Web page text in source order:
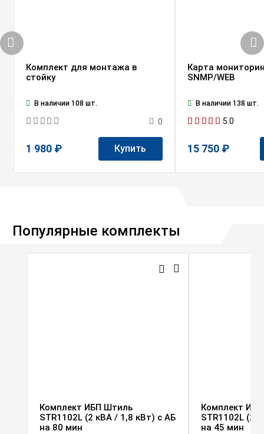
Комплект для монтажа в
стойку
В наличии 108 шт.
0
1 980 ₽ Купить
Карта
SNMP/WEB
В наличии 138 шт.
5.0
15 750 ₽
Популярные комплекты
Комплект ИБП Штиль
STR1102L (2 кВА / 1,8 кВт) c АБ
на 80 мин
Комплект
STR1102L (2
на 45 мин